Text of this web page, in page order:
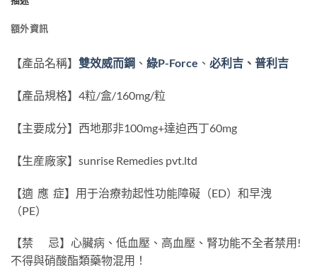
額外資訊
【產品名稱】 雙效威而鋼 、 綠P-Force 、 必利吉 、 普利吉
【產品規格】4粒/盒/160mg/粒
【主要成分】西地那非100mg+達迫西丁60mg
【生産廠家】sunrise Remedies pvt.ltd
【適 應 症】用于治療勃起性功能障礙（ED）和早洩
（PE）
【禁 忌】心臟病、低血壓、高血壓、腎功能不全者禁用!
不得與硝酸酯類藥物混用！